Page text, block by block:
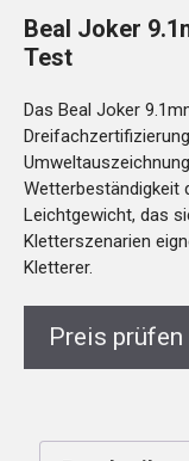
Beal Joker
Test
Das Beal Joker
Wetterbeständigkeit
Leichtgewicht, das
Kletterszenarien
Kletterer.
Preis prüfen